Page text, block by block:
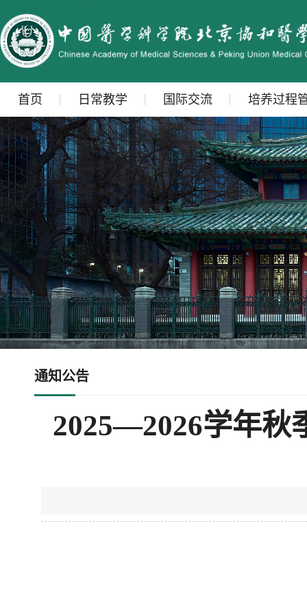
首页 日常教学 国际交流 培养过程
通知公告
2025—2026学年秋